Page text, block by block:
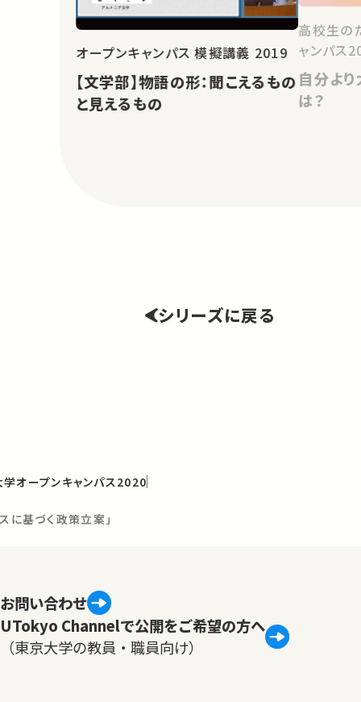
オープンキャンパス 模擬講義 2019
【文学部】物語の形：聞こえるもの
と見えるもの
高校生の
ャンパス
自分よ
は？
シリーズに戻る
オープンキャンパス2020
に基づく政策立案」
お問い合わせ
UTokyo Channelで公開をご希望の方へ
（東京大学の教員・職員向け）